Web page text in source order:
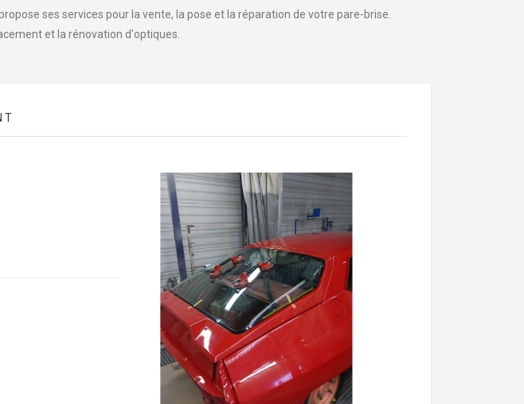
ses services pour la vente, la pose et la réparation de votre pare-brise.
et la rénovation d'optiques.